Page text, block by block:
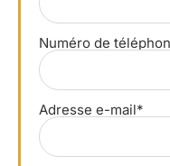
Numéro de
Adresse e-mail*